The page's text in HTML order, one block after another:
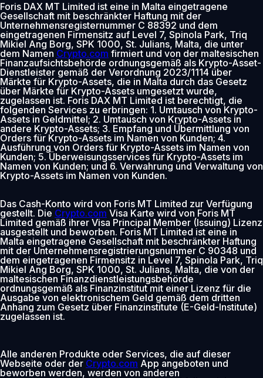
Foris DAX MT Limited ist eine in Malta eingetragene
Gesellschaft mit beschränkter Haftung mit der
Unternehmensregisternummer C 88392 und dem
eingetragenen Firmensitz auf Level 7, Spinola Park, Triq
Mikiel Ang Borg, SPK 1000, St. Julians, Malta, die unter
dem Namen Crypto.com firmiert und von der maltesischen
Finanzaufsichtsbehörde ordnungsgemäß als Krypto-Asset-
Dienstleister gemäß der Verordnung 2023/1114 über
Märkte für Krypto-Assets, die in Malta durch das Gesetz
über Märkte für Krypto-Assets umgesetzt wurde,
zugelassen ist. Foris DAX MT Limited ist berechtigt, die
folgenden Services zu erbringen: 1. Umtausch von Krypto-
Assets in Geldmittel; 2. Umtausch von Krypto-Assets in
andere Krypto-Assets; 3. Empfang und Übermittlung von
Orders für Krypto-Assets im Namen von Kunden; 4.
Ausführung von Orders für Krypto-Assets im Namen von
Kunden; 5. Überweisungsservices für Krypto-Assets im
Namen von Kunden; und 6. Verwahrung und Verwaltung von
Krypto-Assets im Namen von Kunden.
Das Cash-Konto wird von Foris MT Limited zur Verfügung
gestellt. Die Crypto.com Visa Karte wird von Foris MT
Limited gemäß ihrer Visa Principal Member (Issuing) Lizenz
ausgestellt und beworben. Foris MT Limited ist eine in
Malta eingetragene Gesellschaft mit beschränkter Haftung
mit der Unternehmensregistrierungsnummer C 90348 und
dem eingetragenen Firmensitz in Level 7, Spinola Park, Triq
Mikiel Ang Borg, SPK 1000, St. Julians, Malta, die von der
maltesischen Finanzdienstleistungsbehörde
ordnungsgemäß als Finanzinstitut mit einer Lizenz für die
Ausgabe von elektronischem Geld gemäß dem dritten
Anhang zum Gesetz über Finanzinstitute (E-Geld-Institute)
zugelassen ist.
Alle anderen Produkte oder Services, die auf dieser
Webseite oder der Crypto.com App angeboten und
beworben werden, werden von anderen